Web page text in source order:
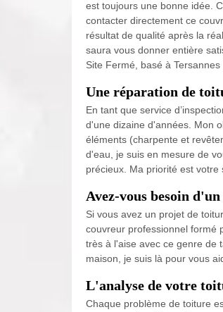
est toujours une bonne idée.
contacter directement ce
résultat de qualité après la
saura vous donner entière
Site Fermé, basé à Tersannes
Une réparation de
En tant que service
d'une dizaine d'années. Mon
éléments (charpente et
d'eau, je suis en mesure de
précieux. Ma priorité est
Avez-vous besoin
Si vous avez un projet de
couvreur professionnel formé
très à l'aise avec ce genre de
maison, je suis là pour vous
L'analyse de votre
Chaque problème de toiture